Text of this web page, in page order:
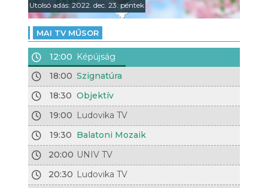
Utolsó adás: 2022. dec. 23. péntek
MAI TV MŰSOR
12:00 Képújság
18:00 Szignatúra
18:30 Objektív
19:00 Ludovika TV
19:30 Balatoni Mozaik
20:00 UNIV TV
20:30 Ludovika TV